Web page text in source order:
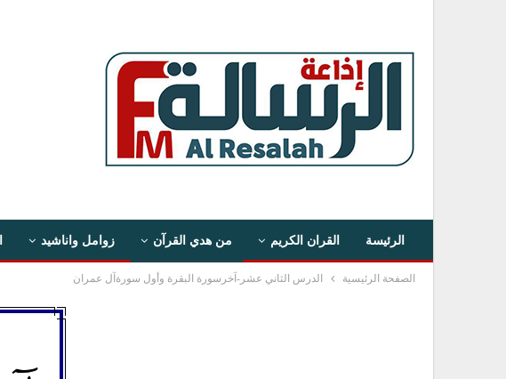
الرئيسة القران الكريم من هدي القرآن زوامل واناشيد
الصفحة الرئيسية الدرس الثاني عشر-آخرسورة البقرة وأول سورةآل عمران